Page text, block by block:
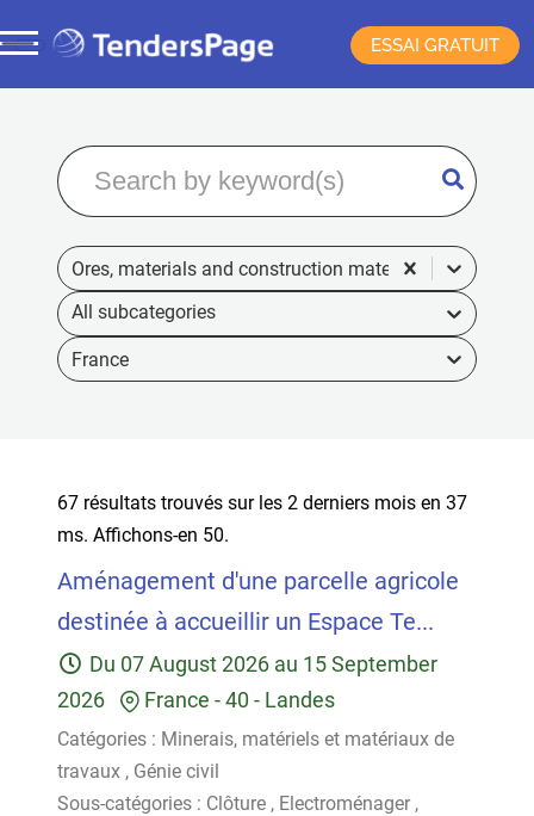
ESSAI GRATUIT
Ores, materials and construction materials
France
67 résultats trouvés sur les 2 derniers mois en 37
ms. Affichons-en 50.
Aménagement d'une parcelle agricole
destinée à accueillir un Espace Te...
Du 07 August 2026 au 15 September
2026
France -40 - Landes
Catégories : Minerais, matériels et matériaux de
travaux , Génie civil
Sous-catégories : Clôture , Electroménager ,